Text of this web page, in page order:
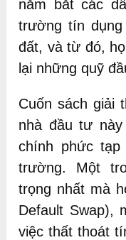
nắm bắt các
trường tín
đất, và từ đó,
lại những quỹ
Cuốn sách giải
nhà đầu tư
chính phức
trường. Một
trọng nhất mà
Default Swap),
việc thất thoát